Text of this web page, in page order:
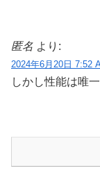
匿名 より:
2024年6月20日 7:52
しかし性能は唯